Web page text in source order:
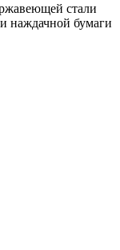
стали
наждачной бумаги